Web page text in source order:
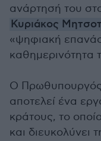
ανάρτησή του
Κυριάκος
«ψηφιακή
καθημερινότητα
Ο Πρωθυπουργός
αποτελεί ένα
κράτους, το
και διευκολύνει